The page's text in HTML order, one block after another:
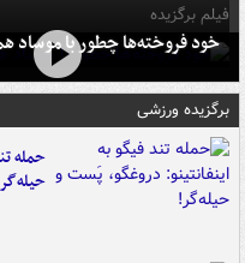
فیلم برگزیده
خود فروخته‌ها چطور با موساد
برگزیده ورزشی
حمله